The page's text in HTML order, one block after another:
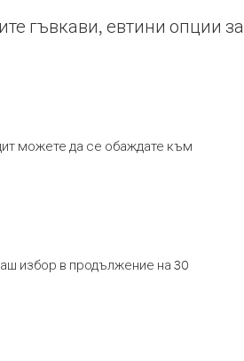
гъвкави, евтини опции за
можете да се обаждате към
избор в продължение на 30